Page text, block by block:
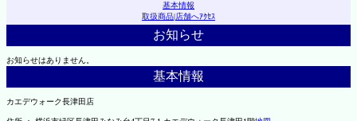
基本情報
取扱商品|店舗へｱｸｾｽ
お知らせ
お知らせはありません。
基本情報
カエデウォーク長津田店